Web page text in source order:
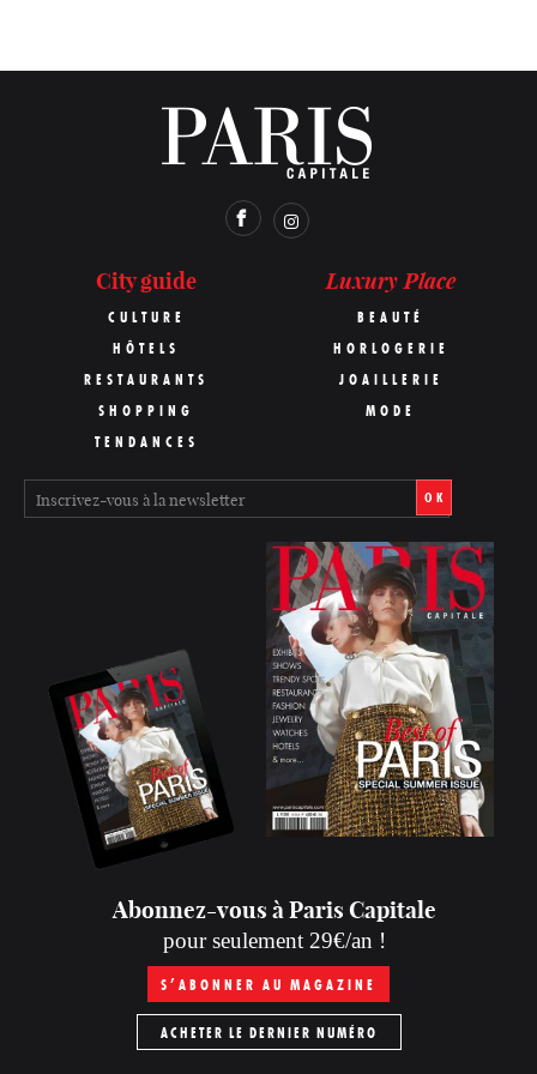
City guide
CULTURE
HÔTELS
RESTAURANTS
SHOPPING
TENDANCES
Luxury Place
BEAUTÉ
HORLOGERIE
JOAILLERIE
MODE
OK
Abonnez-vous à Paris Capitale
pour seulement 29€/an !
S’ABONNER AU MAGAZINE
ACHETER LE DERNIER NUMÉRO